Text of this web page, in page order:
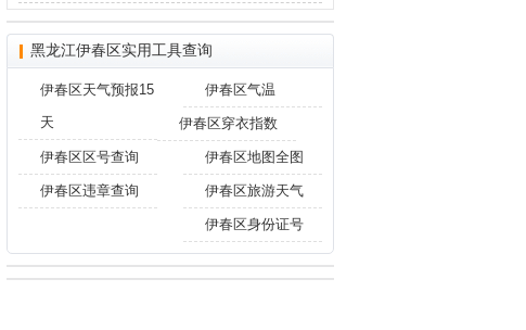
黑龙江伊春区实用工具查询
伊春区天气预报15
天
伊春区气温
伊春区穿衣指数
伊春区地图全图
伊春区区号查询
伊春区旅游天气
伊春区违章查询
伊春区身份证号